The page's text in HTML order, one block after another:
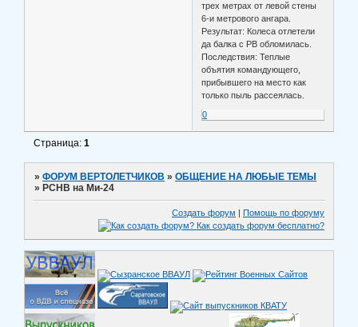
трех метрах от левой стены
6-и метрового ангара.
Результат: Колеса отлетели
да балка с РВ обломилась.
Последствия: Теплые
объятия командующего,
прибывшего на место как
только пыль рассеялась.
0
Страница:1
»ФОРУМ ВЕРТОЛЕТЧИКОВ »ОБЩЕНИЕ НА ЛЮБЫЕ ТЕМЫ
» РСНВ на Ми-24
Создать форум Помощь по форуму